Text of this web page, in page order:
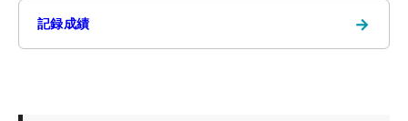
記録成績 →